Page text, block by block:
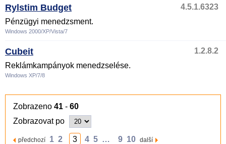
Rylstim Budget
4.5.1.6323
Pénzügyi menedzsment.
Windows 2000/XP/Vista/7
Cubeit
1.2.8.2
Reklámkampányok menedzselése.
Windows XP/7/8
Zobrazeno 41 - 60
Zobrazovat po
předchozí 1 2 3 4 5 … 9 10 další